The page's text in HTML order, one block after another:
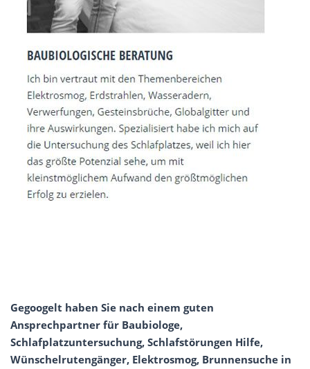
Gegoogelt haben Sie nach einem guten
Ansprechpartner für Baubiologe,
Schlafplatzuntersuchung, Schlafstörungen Hilfe,
Wünschelrutengänger, Elektrosmog, Brunnensuche in